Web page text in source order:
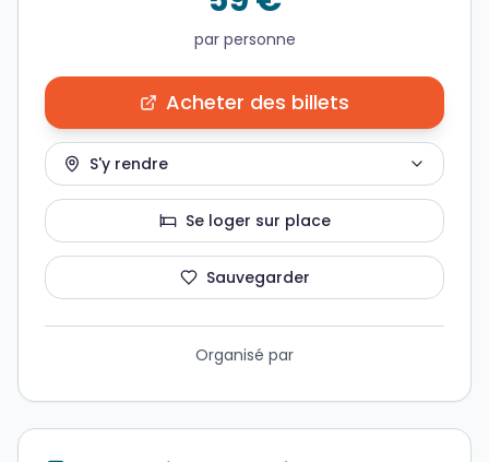
par personne
Acheter des billets
S'y rendre
Se loger sur place
Sauvegarder
Organisé par